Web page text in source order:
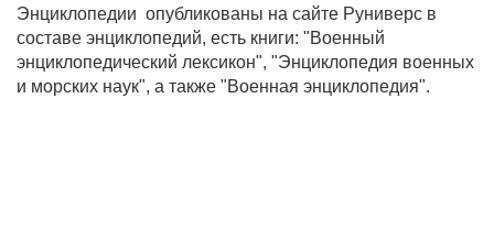
Энциклопедии опубликованы на сайте Руниверс в
составе энциклопедий, есть книги: "Военный
энциклопедический лексикон", "Энциклопедия военных
и морских наук", а также "Военная энциклопедия".